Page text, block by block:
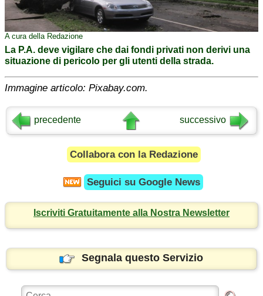
A cura della Redazione
La P.A. deve vigilare che dai fondi privati non derivi una
situazione di pericolo per gli utenti della strada.
Immagine articolo: Pixabay.com.
precedente successivo
Collabora con la Redazione
Seguici su Google News
Iscriviti Gratuitamente alla Nostra Newsletter
Segnala questo Servizio